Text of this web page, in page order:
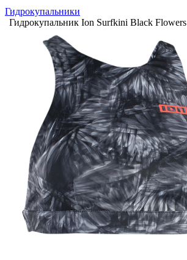
Гидрокупальники
Гидрокупальник Ion Surfkini Black Flowers